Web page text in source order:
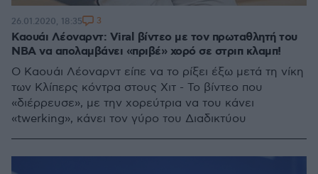
Καουάι Λέοναρντ: Viral βίντεο με τον πρωταθλητή του
ΝΒΑ να απολαμβάνει «πριβέ» χορό σε στριπ κλαμπ!
Ο Καουάι Λέοναρντ είπε να το ρίξει έξω μετά τη νίκη
των Κλίπερς κόντρα στους Χιτ - Το βίντεο που
«διέρρευσε», με την χορεύτρια να του κάνει
«twerking», κάνει τον γύρο του Διαδικτύου
26.01.2020, 18:35 3